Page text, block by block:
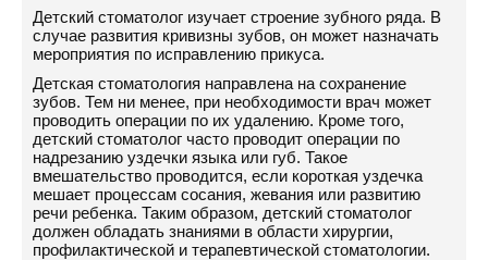
Детский стоматолог изучает строение зубного ряда. В
случае развития кривизны зубов, он может назначать
мероприятия по исправлению прикуса.
Детская стоматология направлена на сохранение
зубов. Тем ни менее, при необходимости врач может
проводить операции по их удалению. Кроме того,
детский стоматолог часто проводит операции по
надрезанию уздечки языка или губ. Такое
вмешательство проводится, если короткая уздечка
мешает процессам сосания, жевания или развитию
речи ребенка. Таким образом, детский стоматолог
должен обладать знаниями в области хирургии,
профилактической и терапевтической стоматологии.